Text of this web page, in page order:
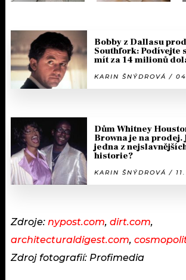
Bobby z Dallasu
Southfork: Podívejte
mít za 14 milionů
KARIN ŠNÝDROVÁ /
Dům Whitney
Browna je na prodej.
jedna z
historie?
KARIN ŠNÝDROVÁ /
Zdroje: nypost.com, dirt.com,
architecturaldigest.com,
Zdroj fotografií: Profimedia